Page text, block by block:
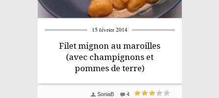
15 février 2014
Filet mignon au maroilles
(avec champignons et
pommes de terre)
4
SoniaB